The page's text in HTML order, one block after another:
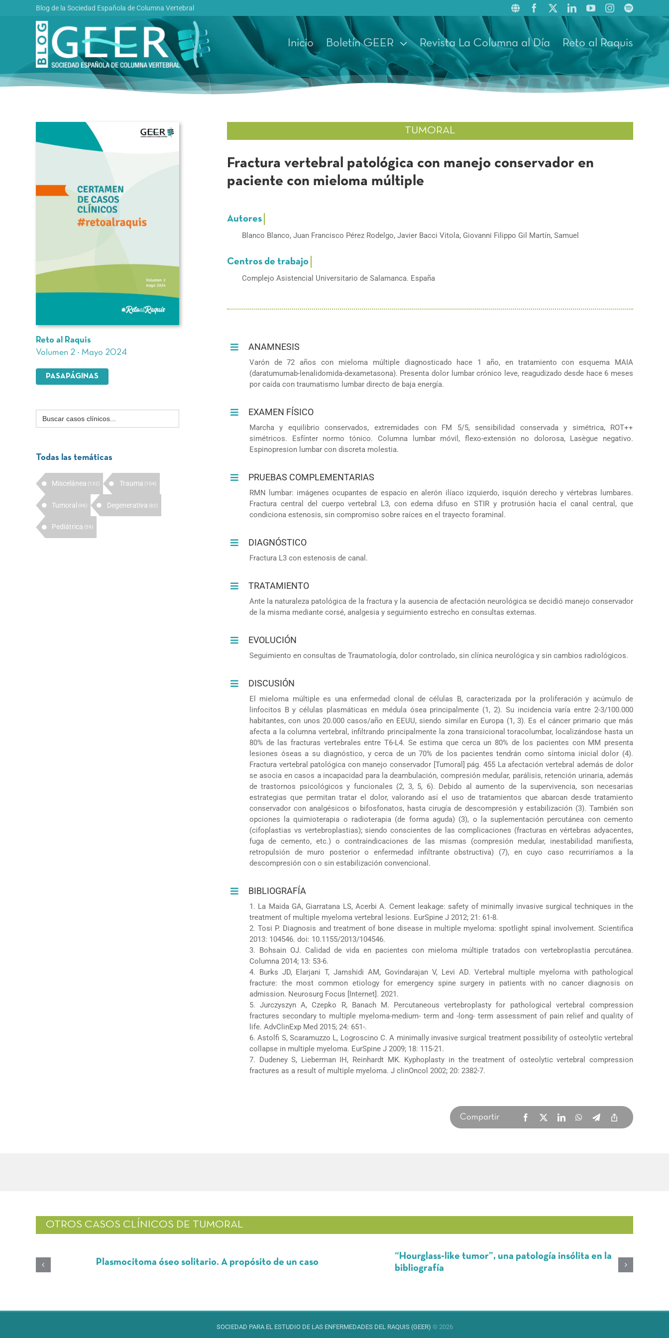
Blog de la Sociedad Española de Columna Vertebral
Inicio Boletín GEER Revista La Columna al Día Reto al Raquis
Reto al Raquis
Volumen 2 - Mayo 2024
PASAPÁGINAS
Buscar:
Todas las temáticas
Miscelánea (132) Trauma (104)
Tumoral (96) Degenerativa (82)
Pediátrica (59)
TUMORAL
Fractura vertebral patológica con manejo conservador en
paciente con mieloma múltiple
Blanco Blanco, Juan Francisco Pérez Rodelgo, Javier Bacci Vitola, Giovanni Filippo Gil Martín, Samuel
Complejo Asistencial Universitario de Salamanca. España
ANAMNESIS
Varón de 72 años con mieloma múltiple diagnosticado hace 1 año, en tratamiento con esquema MAIA
(daratumumab-lenalidomida-dexametasona). Presenta dolor lumbar crónico leve, reagudizado desde hace 6 meses
por caída con traumatismo lumbar directo de baja energía.
EXAMEN FÍSICO
Marcha y equilibrio conservados, extremidades con FM 5/5, sensibilidad conservada y simétrica, ROT++
simétricos. Esfínter normo tónico. Columna lumbar móvil, flexo-extensión no dolorosa, Lasègue negativo.
Espinopresion lumbar con discreta molestia.
PRUEBAS COMPLEMENTARIAS
RMN lumbar: imágenes ocupantes de espacio en alerón ilíaco izquierdo, isquión derecho y vértebras lumbares.
Fractura central del cuerpo vertebral L3, con edema difuso en STIR y protrusión hacia el canal central, que
condiciona estenosis, sin compromiso sobre raíces en el trayecto foraminal.
DIAGNÓSTICO
Fractura L3 con estenosis de canal.
TRATAMIENTO
Ante la naturaleza patológica de la fractura y la ausencia de afectación neurológica se decidió manejo conservador
de la misma mediante corsé, analgesia y seguimiento estrecho en consultas externas.
EVOLUCIÓN
Seguimiento en consultas de Traumatología, dolor controlado, sin clínica neurológica y sin cambios radiológicos.
DISCUSIÓN
El mieloma múltiple es una enfermedad clonal de células B, caracterizada por la proliferación y acúmulo de
linfocitos B y células plasmáticas en médula ósea principalmente (1, 2). Su incidencia varía entre 2-3/100.000
habitantes, con unos 20.000 casos/año en EEUU, siendo similar en Europa (1, 3). Es el cáncer primario que más
afecta a la columna vertebral, infiltrando principalmente la zona transicional toracolumbar, localizándose hasta un
80% de las fracturas vertebrales entre T6-L4. Se estima que cerca un 80% de los pacientes con MM presenta
lesiones óseas a su diagnóstico, y cerca de un 70% de los pacientes tendrán como síntoma inicial dolor (4).
Fractura vertebral patológica con manejo conservador [Tumoral] pág. 455 La afectación vertebral además de dolor
se asocia en casos a incapacidad para la deambulación, compresión medular, parálisis, retención urinaria, además
de trastornos psicológicos y funcionales (2, 3, 5, 6). Debido al aumento de la supervivencia, son necesarias
estrategias que permitan tratar el dolor, valorando así el uso de tratamientos que abarcan desde tratamiento
conservador con analgésicos o bifosfonatos, hasta cirugía de descompresión y estabilización (3). También son
opciones la quimioterapia o radioterapia (de forma aguda) (3), o la suplementación percutánea con cemento
(cifoplastias vs vertebroplastias); siendo conscientes de las complicaciones (fracturas en vértebras adyacentes,
fuga de cemento, etc.) o contraindicaciones de las mismas (compresión medular, inestabilidad manifiesta,
retropulsión de muro posterior o enfermedad infiltrante obstructiva) (7), en cuyo caso recurriríamos a la
descompresión con o sin estabilización convencional.
BIBLIOGRAFÍA
1. La Maida GA, Giarratana LS, Acerbi A. Cement leakage: safety of minimally invasive surgical techniques in the
treatment of multiple myeloma vertebral lesions. EurSpine J 2012; 21: 61-8.
2. Tosi P. Diagnosis and treatment of bone disease in multiple myeloma: spotlight spinal involvement. Scientifica
2013: 104546. doi: 10.1155/2013/104546.
3. Bohsain OJ. Calidad de vida en pacientes con mieloma múltiple tratados con vertebroplastia percutánea.
Columna 2014; 13: 53-6.
4. Burks JD, Elarjani T, Jamshidi AM, Govindarajan V, Levi AD. Vertebral multiple myeloma with pathological
fracture: the most common etiology for emergency spine surgery in patients with no cancer diagnosis on
admission. Neurosurg Focus [Internet]. 2021.
5. Jurczyszyn A, Czepko R, Banach M. Percutaneous vertebroplasty for pathological vertebral compression
fractures secondary to multiple myeloma-medium- term and -long- term assessment of pain relief and quality of
life. AdvClinExp Med 2015; 24: 651-.
6. Astolfi S, Scaramuzzo L, Logroscino C. A minimally invasive surgical treatment possibility of osteolytic vertebral
collapse in multiple myeloma. EurSpine J 2009; 18: 115-21.
7. Dudeney S, Lieberman IH, Reinhardt MK. Kyphoplasty in the treatment of osteolytic vertebral compression
fractures as a result of multiple myeloma. J clinOncol 2002; 20: 2382-7.
Compartir
OTROS CASOS CLÍNICOS DE TUMORAL
Plasmocitoma óseo solitario. A propósito de un caso
“Hourglass-like tumor”, una patología insólita en la
bibliografía
SOCIEDAD PARA EL ESTUDIO DE LAS ENFERMEDADES DEL RAQUIS (GEER) © 2026